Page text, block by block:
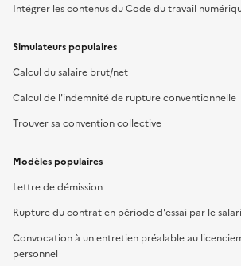
Intégrer les contenus du Code du travail
Simulateurs populaires
Calcul du salaire brut/net
Calcul de l'indemnité de rupture conventionnelle
Trouver sa convention collective
Modèles populaires
Lettre de démission
Rupture du contrat en période d'essai par le
Convocation à un entretien préalable au
personnel